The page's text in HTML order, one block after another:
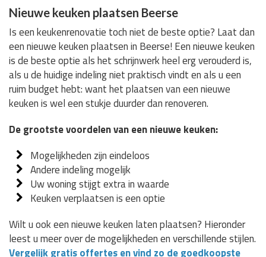
Nieuwe keuken plaatsen Beerse
Is een keukenrenovatie toch niet de beste optie? Laat dan
een nieuwe keuken plaatsen in Beerse! Een nieuwe keuken
is de beste optie als het schrijnwerk heel erg verouderd is,
als u de huidige indeling niet praktisch vindt en als u een
ruim budget hebt: want het plaatsen van een nieuwe
keuken is wel een stukje duurder dan renoveren.
De grootste voordelen van een nieuwe keuken:
Mogelijkheden zijn eindeloos
Andere indeling mogelijk
Uw woning stijgt extra in waarde
Keuken verplaatsen is een optie
Wilt u ook een nieuwe keuken laten plaatsen? Hieronder
leest u meer over de mogelijkheden en verschillende stijlen.
Vergelijk gratis offertes en vind zo de goedkoopste